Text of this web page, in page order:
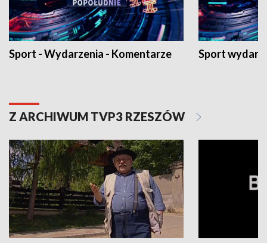
Sport - Wydarzenia - Komentarze Sport
Z ARCHIWUM TVP3 RZESZÓW